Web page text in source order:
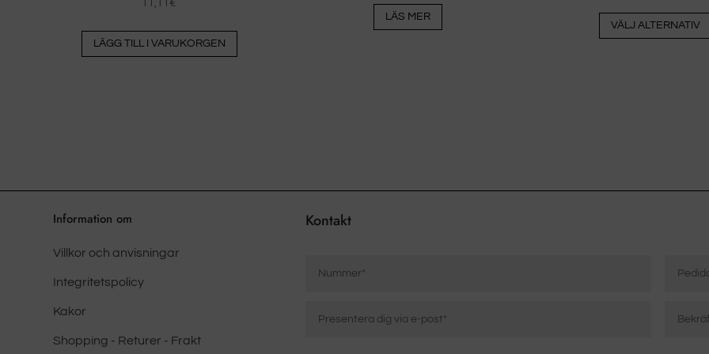
11,11 €
LÄGG TILL I VARUKORGEN
LÄS MER
VÄLJ ALTERNATIV
Information om
Villkor och anvisningar
Integritetspolicy
Kakor
Shopping - Returer - Frakt
Kontakt
post